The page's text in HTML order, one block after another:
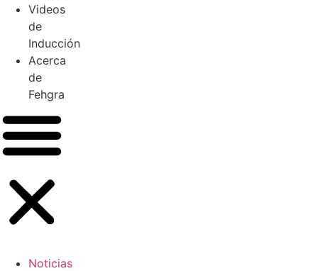
Videos
de
Inducción
Acerca
de
Fehgra
Noticias